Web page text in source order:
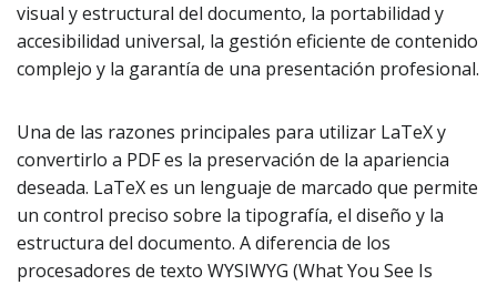
visual y estructural del documento, la portabilidad y
accesibilidad universal, la gestión eficiente de contenido
complejo y la garantía de una presentación profesional.
Una de las razones principales para utilizar LaTeX y
convertirlo a PDF es la preservación de la apariencia
deseada. LaTeX es un lenguaje de marcado que permite
un control preciso sobre la tipografía, el diseño y la
estructura del documento. A diferencia de los
procesadores de texto WYSIWYG (What You See Is